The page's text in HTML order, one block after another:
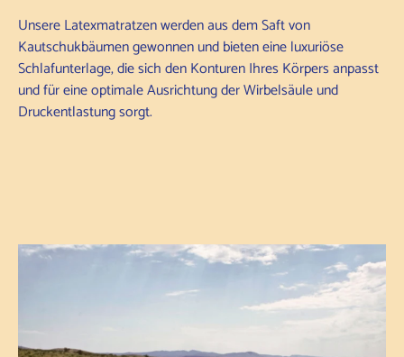
Unsere Latexmatratzen werden aus dem Saft von
Kautschukbäumen gewonnen und bieten eine luxuriöse
Schlafunterlage, die sich den Konturen Ihres Körpers anpasst
und für eine optimale Ausrichtung der Wirbelsäule und
Druckentlastung sorgt.